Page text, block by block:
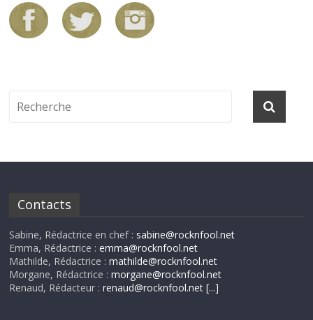
Contacts
Sabine, Rédactrice en chef : sabine@rocknfool.net
Emma, Rédactrice :emma@rocknfool.net
Mathilde, Rédactrice :mathilde@rocknfool.net
Morgane, Rédactrice :morgane@rocknfool.net
Renaud, Rédacteur :renaud@rocknfool.net [...]